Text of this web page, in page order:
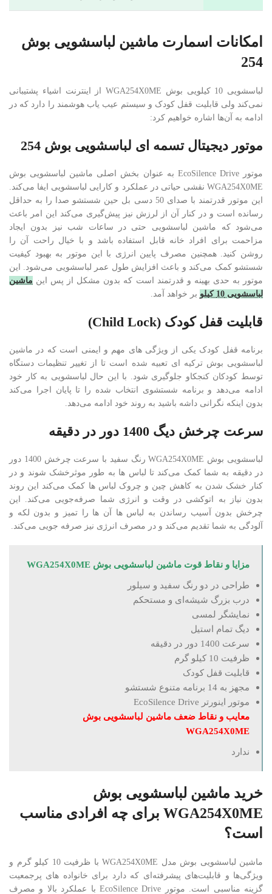
امکانات اسمارت ماشین لباسشویی بوش
254
لباسشویی 10 کیلویی بوش WGA254X0ME از اینترنت اشیاء پشتیبانی
نمی‌کند ولی قابلیت قفل کودک و سیستم عیب یاب هوشمند را دارد که در
ادامه به آن‌ها اشاره خواهیم کرد:
موتور دیجیتال تسمه ای لباسشویی بوش 254
موتور EcoSilence Drive به عنوان بخش اصلی ماشین لباسشویی بوش
WGA254X0ME نقشی حیاتی در عملکرد و کارایی لباسشویی ایفا می‌کند.
این موتور قدرتمند با صدای 50 دسی بل حین شستشو صدا را به حداقل
رسانده است و در کنار آن از لرزش نیز پیش‌گیری می‌کند این امر باعث
می‌شود که ماشین لباسشویی حتی در ساعات شب نیز بدون ایجاد
مزاحمت برای افراد خانه قابل استفاده باشد و با خیال راحت آن را
روشن کنید. همچنین مصرف پایین انرژی با این موتور به بهبود کیفیت
شستشو کمک می‌کند و باعث افزایش طول عمر لباسشویی می‌شود. این
موتور به حدی بهینه و قدرتمند است که بدون مشکل از پس این ماشین
لباسشویی 10 کیلو
بر خواهد آمد.
قابلیت قفل کودک (Child Lock)
برنامه قفل کودک یکی از ویژگی های مهم و ایمنی است که در ماشین
لباسشویی بوش ترکیه ای تعبیه شده است تا از تغییر تنظیمات دستگاه
توسط کودکان کنجکاو جلوگیری شود. با این حال لباسشویی به کار خود
ادامه می‌دهد و برنامه شستشوی انتخاب شده را تا پایان اجرا می‌کند
بدون اینکه نگرانی داشه باشید به روند خود ادامه می‌دهد.
سرعت چرخش دیگ 1400 دور در دقیقه
لباسشویی بوش WGA254X0ME رنگ سفید با سرعت چرخش 1400 دور
در دقیقه به شما کمک می‌کند تا لباس ها به طور موثرخشک شوند و در
کنار خشک شدن به کاهش چین و چروک لباس ها کمک می‌کند این روند
بدون نیاز به اتوکشی در وقت و انرژی شما صرفه‌جویی می‌کند. این
چرخش بدون آسیب رساندن به لباس ها آن ها را تمیز و بدون لکه و
آلودگی به شما تقدیم می‌کند و در مصرف انرژی نیز صرفه جویی می‌کند.
مزایا و نقاط قوت ماشین لباسشویی بوش WGA254X0ME
طراحی در دو رنگ سفید و سیلور
درب بزرگ شیشه‌ای و مستحکم
نمایشگر لمسی
دیگ تمام استیل
سرعت 1400 دور در دقیقه
ظرفیت 10 کیلو گرم
قابلیت قفل کودک
مجهز به 14 برنامه متنوع شستشو
موتور اینورتر EcoSilence Drive
معایب و نقاط ضعف ماشین لباسشویی بوش
WGA254X0ME
ندارد
خرید ماشین لباسشویی بوش
WGA254X0ME برای چه افرادی مناسب
است؟
ماشین لباسشویی بوش مدل WGA254X0ME با ظرفیت 10 کیلو گرم و
ویژگی‌ها و قابلیت‌های پیشرفته‌ای که دارد برای خانواده های پرجمعیت
گزینه مناسبی است. موتور EcoSilence Drive با عملکرد بالا و مصرف